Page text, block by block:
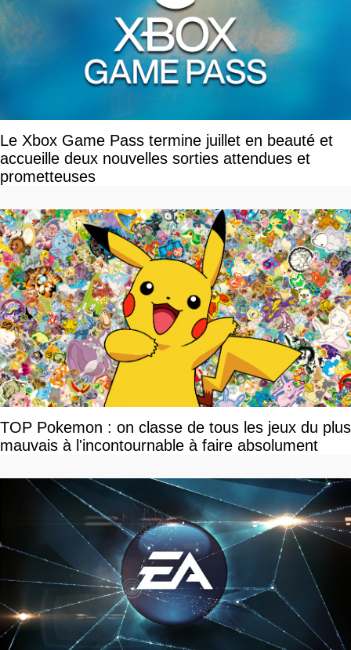
Le Xbox Game Pass termine juillet en beauté et
accueille deux nouvelles sorties attendues et
prometteuses
TOP Pokemon : on classe de tous les jeux du plus
mauvais à l'incontournable à faire absolument